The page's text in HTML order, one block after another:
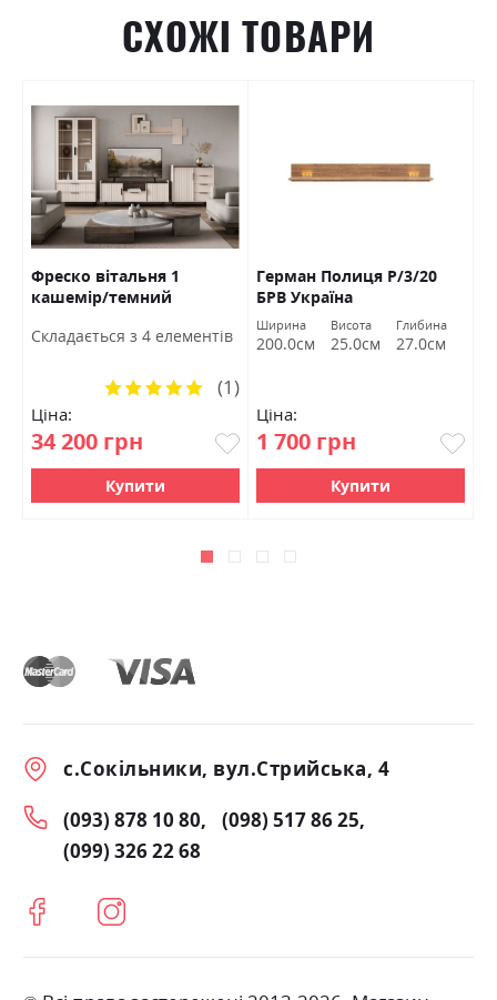
СХОЖІ ТОВАРИ
Фреско вітальня 1
кашемір/темний
Cкладається з 4 елементів
Ціна:
34 200 грн
Рейтинг:
(1)
Купити
Герман Полиця Р/3/20
БРВ Україна
Ширина
200.0см
Висота
25.0см
Глибина
27.0см
Ціна:
1 700 грн
Купити
с.Сокільники, вул.Стрийська, 4
(093) 878 10 80
(098) 517 86 25
(099) 326 22 68